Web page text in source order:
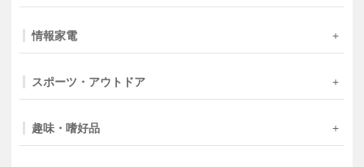
情報家電
スポーツ・アウトドア
趣味・嗜好品